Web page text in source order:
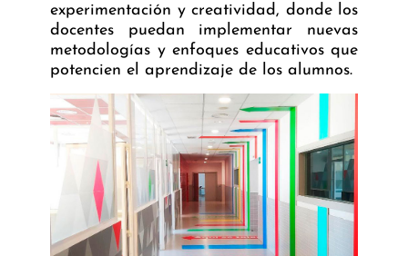
experimentación y creatividad, donde los
docentes puedan implementar nuevas
metodologías y enfoques educativos que
potencien el aprendizaje de los alumnos.